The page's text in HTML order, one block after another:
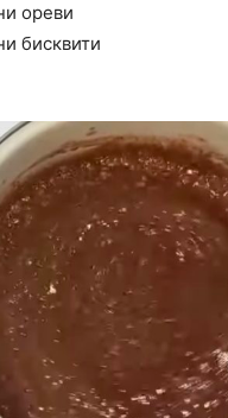
ореви
бисквити